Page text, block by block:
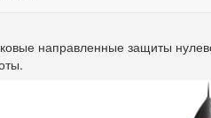
направленные защиты